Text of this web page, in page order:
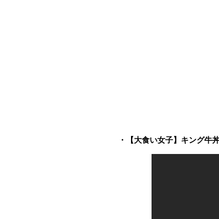
・【大食い女子】キング牛